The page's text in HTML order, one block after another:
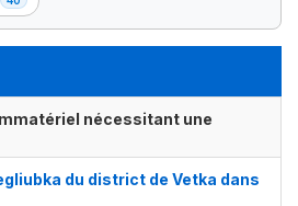
nécessitant une
du district de Vetka dans